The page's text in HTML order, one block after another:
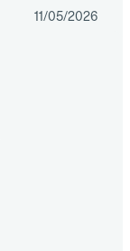
11/05/2026